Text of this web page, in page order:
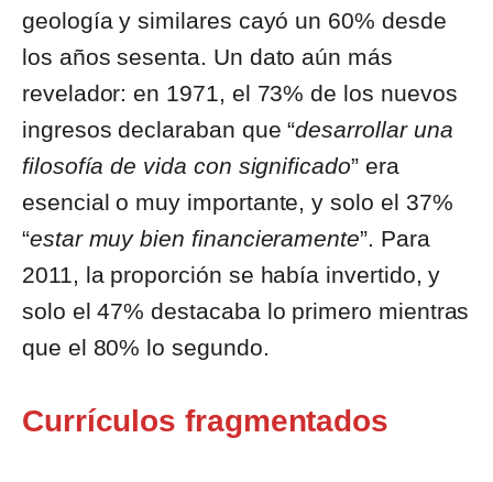
geología y similares cayó un 60% desde
los años sesenta. Un dato aún más
revelador: en 1971, el 73% de los nuevos
ingresos declaraban que “desarrollar una
filosofía de vida con significado” era
esencial o muy importante, y solo el 37%
“estar muy bien financieramente”. Para
2011, la proporción se había invertido, y
solo el 47% destacaba lo primero mientras
que el 80% lo segundo.
Currículos fragmentados